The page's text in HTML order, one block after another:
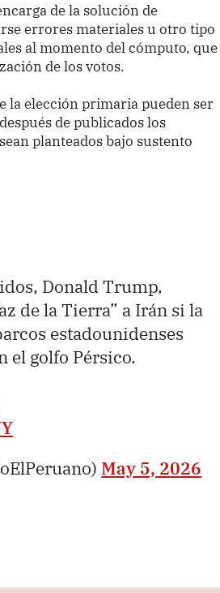
de la solución de
errores materiales u otro tipo
al momento del cómputo, que
de los votos.
la elección primaria pueden ser
de publicados los
planteados bajo sustento
Donald Trump,
de la Tierra” a Irán si la
estadounidenses
el golfo Pérsico.
May 5, 2026